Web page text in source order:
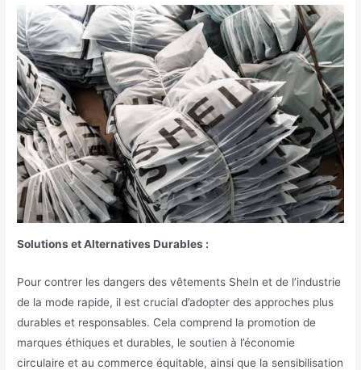
Solutions et Alternatives Durables :
Pour contrer les dangers des vêtements SheIn et de l’industrie
de la mode rapide, il est crucial d’adopter des approches plus
durables et responsables. Cela comprend la promotion de
marques éthiques et durables, le soutien à l’économie
circulaire et au commerce équitable, ainsi que la sensibilisation